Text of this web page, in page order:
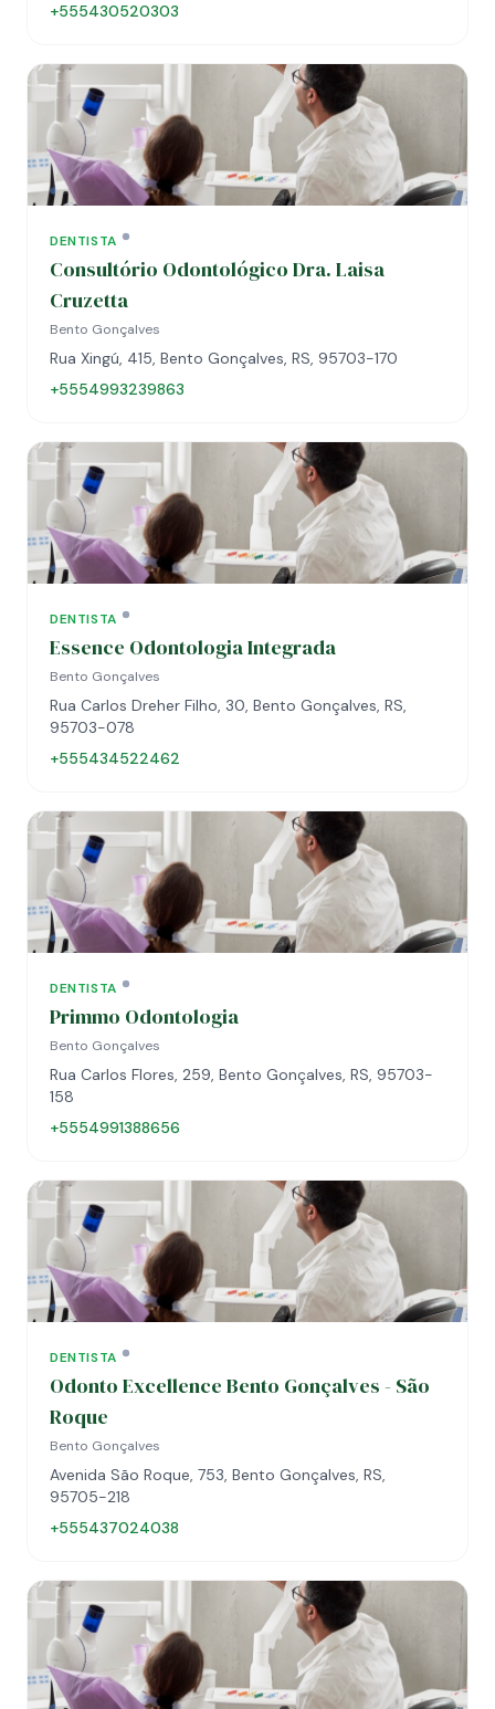
+555430520303
DENTISTA
Consultório Odontológico Dra. Laisa
Cruzetta
Bento Gonçalves
Rua Xingú, 415, Bento Gonçalves, RS, 95703-170
+5554993239863
DENTISTA
Essence Odontologia Integrada
Bento Gonçalves
Rua Carlos Dreher Filho, 30, Bento Gonçalves, RS,
95703-078
+555434522462
DENTISTA
Primmo Odontologia
Bento Gonçalves
Rua Carlos Flores, 259, Bento Gonçalves, RS, 95703-
158
+5554991388656
DENTISTA
Odonto Excellence Bento Gonçalves - São
Roque
Bento Gonçalves
Avenida São Roque, 753, Bento Gonçalves, RS,
95705-218
+555437024038